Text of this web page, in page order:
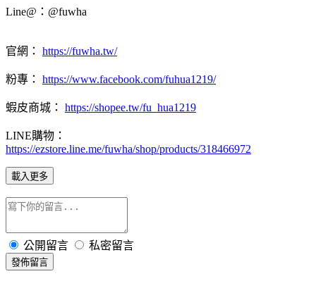
Line@：@fuwha
官網： https://fuwha.tw/
粉專： https://www.facebook.com/fuhua1219/
蝦皮商城： https://shopee.tw/fu_hua1219
LINE購物：
https://ezstore.line.me/fuwha/shop/products/318466972
載入更多
公開留言 私密留言
發佈留言